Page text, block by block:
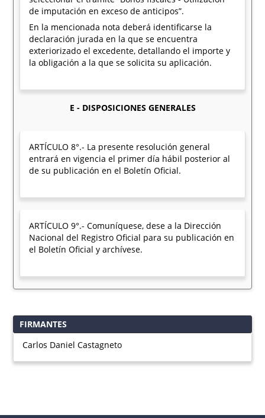
de imputación en exceso de anticipos”.
En la mencionada nota deberá identificarse la
declaración jurada en la que se encuentra
exteriorizado el excedente, detallando el importe y
la obligación a la que se solicita su aplicación.
E - DISPOSICIONES GENERALES
ARTÍCULO 8°.- La presente resolución general
entrará en vigencia el primer día hábil posterior al
de su publicación en el Boletín Oficial.
ARTÍCULO 9°.- Comuníquese, dese a la Dirección
Nacional del Registro Oficial para su publicación en
el Boletín Oficial y archívese.
FIRMANTES
Carlos Daniel Castagneto